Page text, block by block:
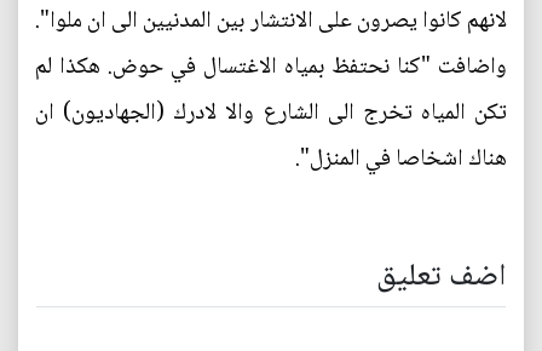
لانهم كانوا يصرون على الانتشار بين المدنيين الى ان ملوا".
واضافت "كنا نحتفظ بمياه الاغتسال في حوض. هكذا لم
تكن المياه تخرج الى الشارع والا لادرك (الجهاديون) ان
هناك اشخاصا في المنزل".
اضف تعليق